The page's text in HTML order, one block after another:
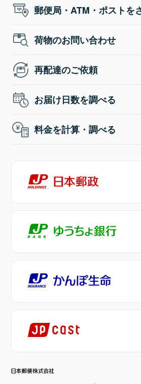
郵便局・ATM・ポストを
荷物のお問い合わせ
再配達のご依頼
お届け日数を調べる
料金を計算・調べる